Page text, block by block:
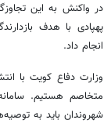
در واکنش به این
پهپادی با هدف
انجام داد.
وزارت دفاع کویت با
متخاصم هستیم.
شهروندان باید به